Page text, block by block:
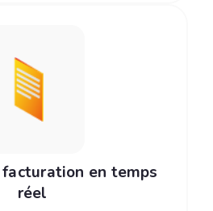
en temps
réel